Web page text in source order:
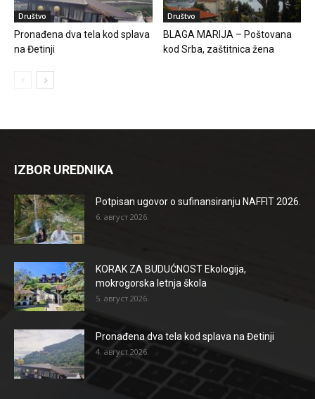
Društvo
Pronađena dva tela kod splava
na Đetinji
Društvo
BLAGA MARIJA – Poštovana
kod Srba, zaštitnica žena
IZBOR UREDNIKA
Potpisan ugovor o sufinansiranju NAFFIT 2026.
6. август 2026.
KORAK ZA BUDUĆNOST Ekologija,
mokrogorska letnja škola
5. август 2026.
Pronađena dva tela kod splava na Đetinji
4. август 2026.